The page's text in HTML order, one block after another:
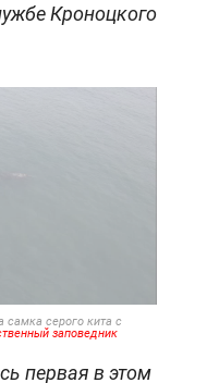
Кроноцкого
самка серого кита с
заповедник
первая в этом